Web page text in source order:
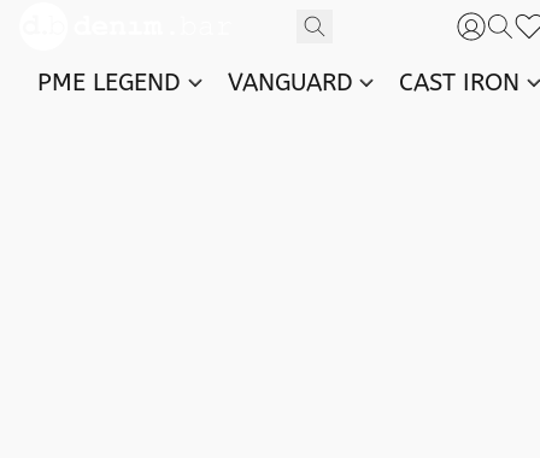
PME LEGEND VANGUARD CAST IRON